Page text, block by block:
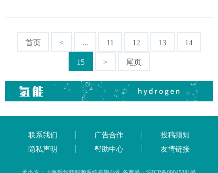
首页 < ... 11 12 13 14
15 > 尾页
联系我们 广告合作
投稿须知
隐私声明
帮助中心 友情链接